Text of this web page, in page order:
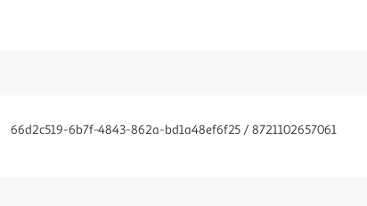
66d2c519-6b7f-4843-862a-bd1a48ef6f25 / 8721102657061